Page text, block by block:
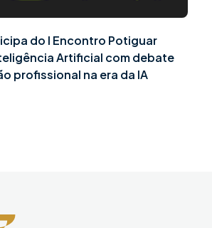
do I Encontro Potiguar
Artificial com debate
profissional na era da IA